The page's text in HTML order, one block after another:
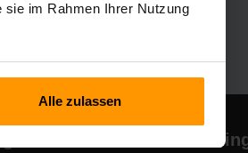
sie im Rahmen Ihrer Nutzung
Alle zulassen
Minecraft-